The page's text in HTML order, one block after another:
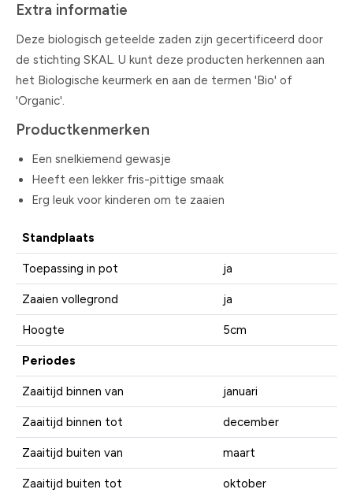
Extra informatie
Deze biologisch geteelde zaden zijn gecertificeerd door
de stichting SKAL. U kunt deze producten herkennen aan
het Biologische keurmerk en aan de termen 'Bio' of
'Organic'.
Productkenmerken
Een snelkiemend gewasje
Heeft een lekker fris-pittige smaak
Erg leuk voor kinderen om te zaaien
Standplaats
Toepassing in pot ja
Zaaien vollegrond ja
Hoogte 5cm
Periodes
Zaaitijd binnen van januari
Zaaitijd binnen tot december
Zaaitijd buiten van maart
Zaaitijd buiten tot oktober